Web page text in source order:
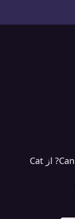
دانلود آهنگ زیبای Can Time Move Faster? از Cat